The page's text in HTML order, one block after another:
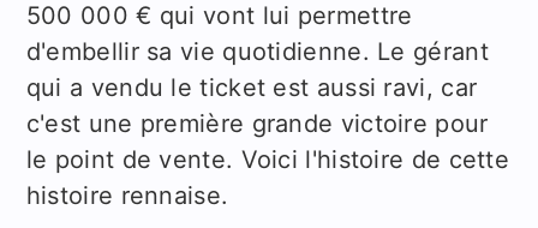
500 000 € qui vont lui permettre
d'embellir sa vie quotidienne. Le gérant
qui a vendu le ticket est aussi ravi, car
c'est une première grande victoire pour
le point de vente. Voici l'histoire de cette
histoire rennaise.